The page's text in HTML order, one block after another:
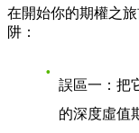
在開始你的期權之
阱：
誤區一：把
的深度虛值